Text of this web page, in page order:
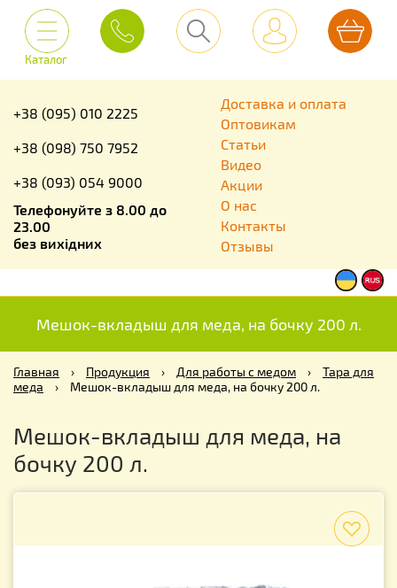
Каталог
+38 (095) 010 2225
+38 (098) 750 7952
+38 (093) 054 9000
Телефонуйте з 8.00 до
23.00
без вихідних
Доставка и оплата
Оптовикам
Статьи
Видео
Акции
О нас
Контакты
Отзывы
Мешок-вкладыш для меда, на бочку 200 л.
Главная › Продукция › Для работы с медом ›
Тара для
меда
› Мешок-вкладыш для меда, на бочку 200 л.
Мешок-вкладыш для меда, на
бочку 200 л.